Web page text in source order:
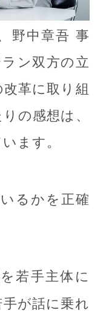
野中章吾 事
ン双方の立
革に取り組
の感想は、
ます。
るかを正確
若手主体に
が話に乗れ